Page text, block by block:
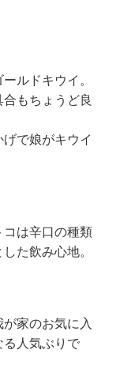
ルドキウイ。
もちょうど良
で娘がキウイ
は辛口の種類
た飲み心地。
家のお気に入
る人気ぶりで